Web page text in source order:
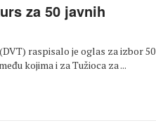
za 50 javnih
raspisalo je oglas za izbor 50
kojima i za Tužioca za ...